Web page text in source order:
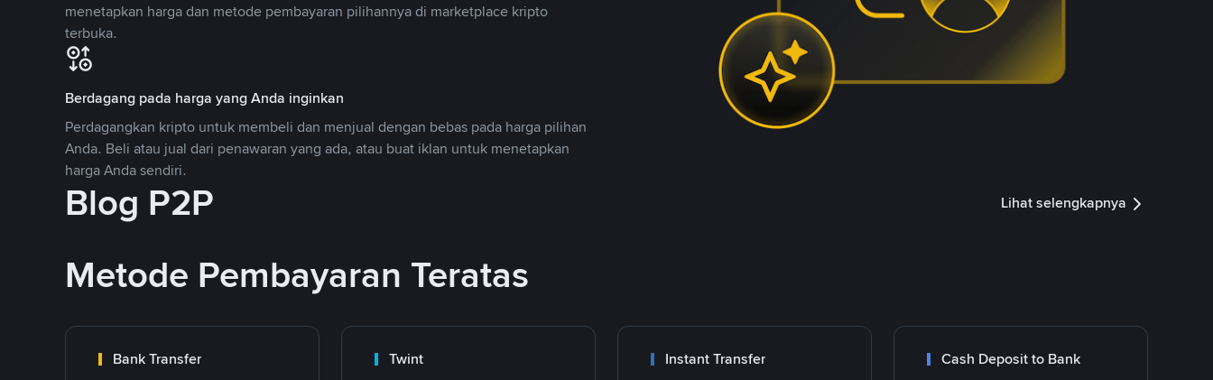
menetapkan harga dan metode pembayaran pilihannya di marketplace kripto
terbuka.
Berdagang pada harga yang Anda inginkan
Perdagangkan kripto untuk membeli dan menjual dengan bebas pada harga pilihan
Anda. Beli atau jual dari penawaran yang ada, atau buat iklan untuk menetapkan
harga Anda sendiri.
Blog P2P Lihat selengkapnya
Metode Pembayaran Teratas
Bank Transfer Twint Instant Transfer Cash Deposit to Bank